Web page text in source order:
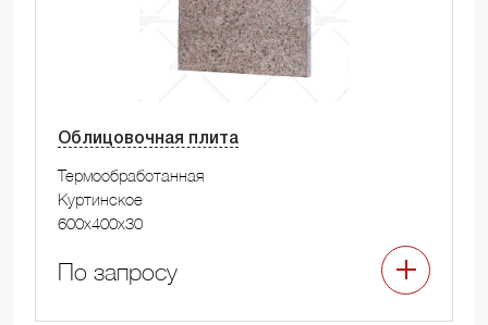
Облицовочная плита
Термообработанная
Куртинское
600x400x30
По запросу